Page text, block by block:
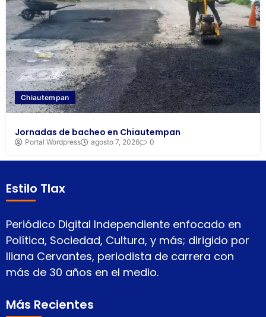
Chiautempan
Jornadas de bacheo en Chiautempan
Portal Wordpress agosto 7, 2026 0
Estilo Tlax
Periódico Digital Independiente enfocado en
Política, Sociedad, Cultura, y más; dirigido por
Iliana Cervantes, periodista de carrera con
más de 30 años en el medio.
Más Recientes